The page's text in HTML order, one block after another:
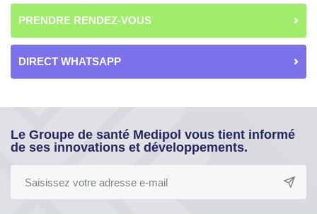
PRENDRE RENDEZ-VOUS
DIRECT WHATSAPP
Le Groupe de santé Medipol vous tient informé
de ses innovations et développements.